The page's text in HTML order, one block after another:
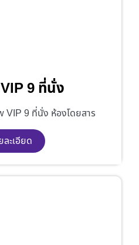
9 ที่นั่ง
VIP 9 ที่นั่ง ห้องโดยสาร
ละเอียด